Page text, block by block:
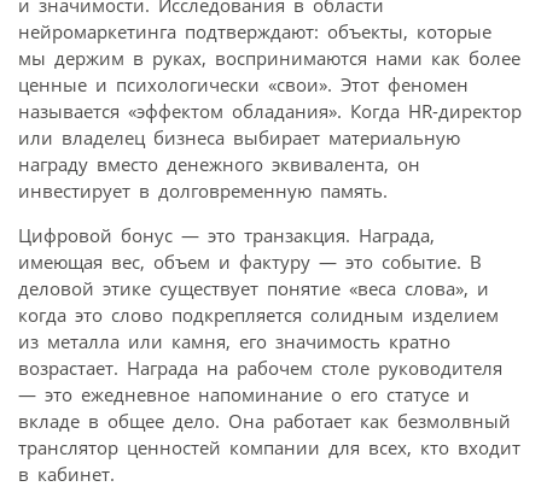
нейромаркетинга подтверждают: объекты, которые
мы держим в руках, воспринимаются нами как более
ценные и психологически «свои». Этот феномен
называется «эффектом обладания». Когда HR-директор
или владелец бизнеса выбирает материальную
награду вместо денежного эквивалента, он
инвестирует в долговременную память.
Цифровой бонус — это транзакция. Награда,
имеющая вес, объем и фактуру — это событие. В
деловой этике существует понятие «веса слова», и
когда это слово подкрепляется солидным изделием
из металла или камня, его значимость кратно
возрастает. Награда на рабочем столе руководителя
— это ежедневное напоминание о его статусе и
вкладе в общее дело. Она работает как безмолвный
транслятор ценностей компании для всех, кто входит
в кабинет.